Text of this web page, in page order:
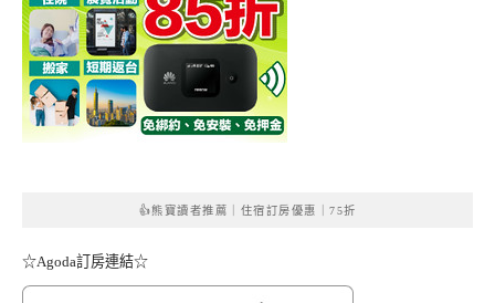
👍熊寶讀者推薦｜住宿訂房優惠｜75折
☆Agoda訂房連結☆